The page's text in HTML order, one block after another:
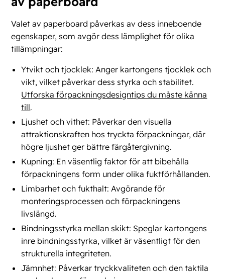
Valet av paperboard påverkas av dess inneboende
egenskaper, som avgör dess lämplighet för olika
tillämpningar:
Ytvikt och tjocklek: Anger kartongens tjocklek och
vikt, vilket påverkar dess styrka och stabilitet.
Utforska förpackningsdesigntips du måste känna
till.
Ljushet och vithet: Påverkar den visuella
attraktionskraften hos tryckta förpackningar, där
högre ljushet ger bättre färgåtergivning.
Kupning: En väsentlig faktor för att bibehålla
förpackningens form under olika fuktförhållanden.
Limbarhet och fukthalt: Avgörande för
monteringsprocessen och förpackningens
livslängd.
Bindningsstyrka mellan skikt: Speglar kartongens
inre bindningsstyrka, vilket är väsentligt för den
strukturella integriteten.
Jämnhet: Påverkar tryckkvaliteten och den taktila